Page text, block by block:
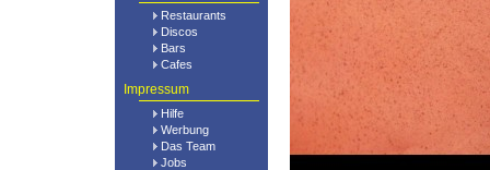
Restaurants
Discos
Bars
Cafes
Impressum
Hilfe
Werbung
Das Team
Jobs